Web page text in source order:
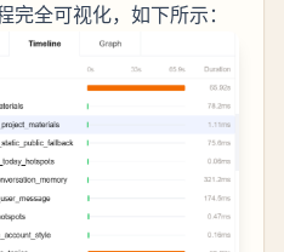
全可视化，如下所示：